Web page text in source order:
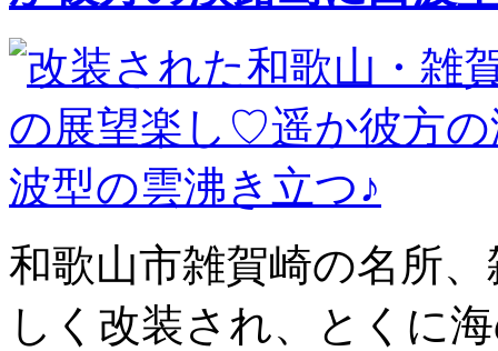
和歌山市雑賀崎の名所
しく改装され、とくに